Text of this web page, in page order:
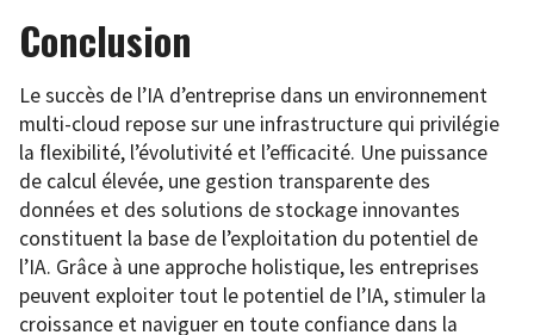
Conclusion
Le succès de l’IA d’entreprise dans un environnement
multi-cloud repose sur une infrastructure qui privilégie
la flexibilité, l’évolutivité et l’efficacité. Une puissance
de calcul élevée, une gestion transparente des
données et des solutions de stockage innovantes
constituent la base de l’exploitation du potentiel de
l’IA. Grâce à une approche holistique, les entreprises
peuvent exploiter tout le potentiel de l’IA, stimuler la
croissance et naviguer en toute confiance dans la